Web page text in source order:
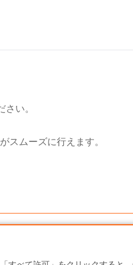
い。
ムーズに行えます。